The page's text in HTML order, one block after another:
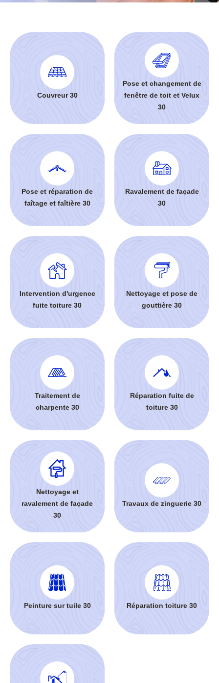
Couvreur 30
Pose et changement de
fenêtre de toit et Velux
30
Pose et réparation de
faîtage et faîtière 30
Ravalement de façade
30
Intervention d'urgence
fuite toiture 30
Nettoyage et pose de
gouttière 30
Traitement de
charpente 30
Réparation fuite de
toiture 30
Nettoyage et
ravalement de façade
30
Travaux de zinguerie 30
Peinture sur tuile 30 Réparation toiture 30